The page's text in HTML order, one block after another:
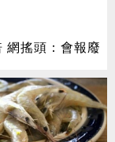
網搖頭：會報廢